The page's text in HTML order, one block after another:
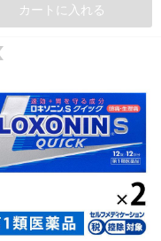
カートに入れる